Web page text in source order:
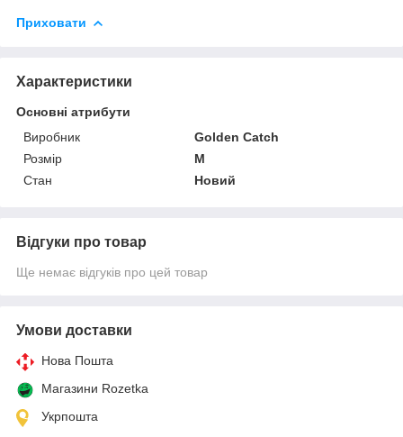
Приховати
Характеристики
Основні атрибути
Виробник
Golden Catch
Розмір
M
Стан
Новий
Відгуки про товар
Ще немає відгуків про цей товар
Умови доставки
Нова Пошта
Магазини Rozetka
Укрпошта